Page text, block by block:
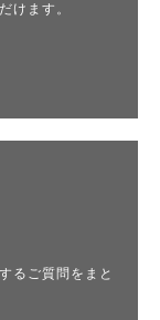
けます。
るご質問をまと